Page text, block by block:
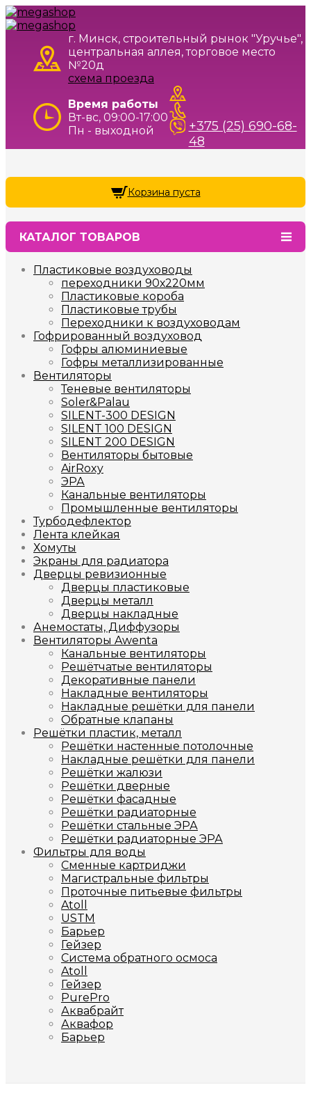
г. Минск, строительный рынок "Уручье",
центральная аллея, торговое место
№20д
схема проезда
Время работы
Вт-вс, 09:00-17:00
Пн - выходной
+375 (25) 690-68-
48
КАТАЛОГ ТОВАРОВ
Пластиковые воздуховоды
переходники 90х220мм
Пластиковые короба
Пластиковые трубы
Переходники к воздуховодам
Гофрированный воздуховод
Гофры алюминиевые
Гофры металлизированные
Вентиляторы
Теневые вентиляторы
Soler&Palau
SILENT-300 DESIGN
SILENT 100 DESIGN
SILENT 200 DESIGN
Вентиляторы бытовые
AirRoxy
ЭРА
Канальные вентиляторы
Промышленные вентиляторы
Турбодефлектор
Лента клейкая
Хомуты
Экраны для радиатора
Дверцы ревизионные
Дверцы пластиковые
Дверцы металл
Дверцы накладные
Анемостаты, Диффузоры
Вентиляторы Awenta
Канальные вентиляторы
Решётчатые вентиляторы
Декоративные панели
Накладные вентиляторы
Накладные решётки для панели
Обратные клапаны
Решётки пластик, металл
Решётки настенные потолочные
Накладные решётки для панели
Решётки жалюзи
Решётки дверные
Решётки фасадные
Решётки радиаторные
Решётки стальные ЭРА
Решётки радиаторные ЭРА
Фильтры для воды
Сменные картриджи
Магистральные фильтры
Проточные питьевые фильтры
Atoll
USTM
Барьер
Гейзер
Система обратного осмоса
Atoll
Гейзер
PurePro
Аквабрайт
Аквафор
Барьер
Корзина пуста